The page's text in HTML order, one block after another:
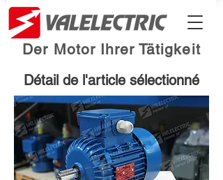
Der Motor Ihrer Tätigkeit
Détail de l'article sélectionné